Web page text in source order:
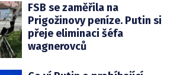
FSB se zaměřila na
Prigožinovy peníze. Putin si
přeje eliminaci šéfa
wagnerovců